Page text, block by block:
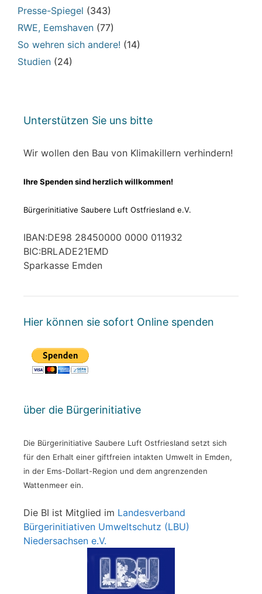
Presse-Spiegel (343)
RWE, Eemshaven (77)
So wehren sich andere! (14)
Studien (24)
Unterstützen Sie uns bitte
Wir wollen den Bau von Klimakillern verhindern!
Ihre Spenden sind herzlich willkommen!
Bürgerinitiative Saubere Luft Ostfriesland e.V.
IBAN:DE98 28450000 0000 011932
BIC:BRLADE21EMD
Sparkasse Emden
Hier können sie sofort Online spenden
über die Bürgerinitiative
Die Bürgerinitiative Saubere Luft Ostfriesland setzt sich
für den Erhalt einer giftfreien intakten Umwelt in Emden,
in der Ems-Dollart-Region und dem angrenzenden
Wattenmeer ein.
Die BI ist Mitglied im Landesverband
Bürgerinitiativen Umweltschutz (LBU)
Niedersachsen e.V.